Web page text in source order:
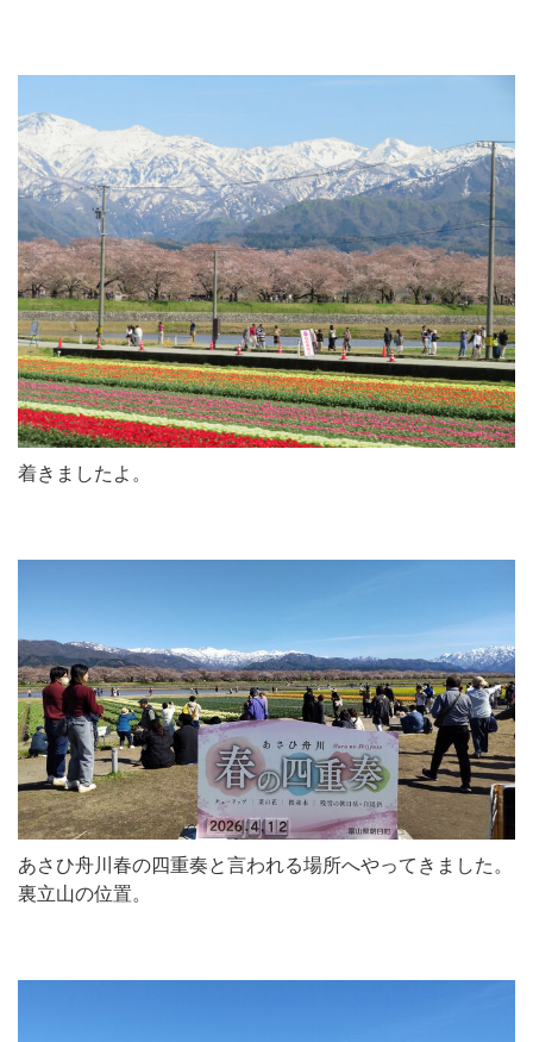
着きましたよ。
あさひ舟川春の四重奏と言われる場所へやってきました。
裏立山の位置。